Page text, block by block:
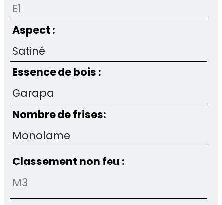
E1
Aspect :
Satiné
Essence de bois :
Garapa
Nombre de frises:
Monolame
Classement non feu :
M3